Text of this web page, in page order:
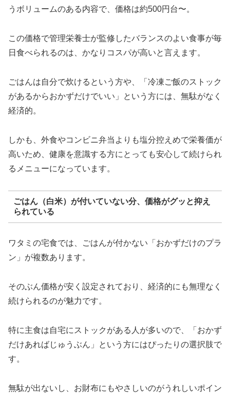
うボリュームのある内容で、価格は約500円台〜。
この価格で管理栄養士が監修したバランスのよい食事が毎
日食べられるのは、かなりコスパが高いと言えます。
ごはんは自分で炊けるという方や、「冷凍ご飯のストック
があるからおかずだけでいい」という方には、無駄がなく
経済的。
しかも、外食やコンビニ弁当よりも塩分控えめで栄養価が
高いため、健康を意識する方にとっても安心して続けられ
るメニューになっています。
ごはん（白米）が付いていない分、価格がグッと抑え
られている
ワタミの宅食では、ごはんが付かない「おかずだけのプラ
ン」が複数あります。
そのぶん価格が安く設定されており、経済的にも無理なく
続けられるのが魅力です。
特に主食は自宅にストックがある人が多いので、「おかず
だけあればじゅうぶん」という方にはぴったりの選択肢で
す。
無駄が出ないし、お財布にもやさしいのがうれしいポイン